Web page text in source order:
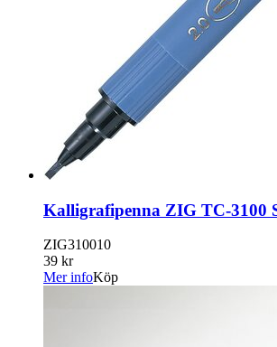
Kalligrafipenna ZIG TC-3100
ZIG310010
39 kr
Mer infoKöp